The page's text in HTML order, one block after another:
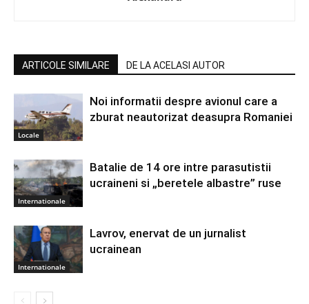
ARTICOLE SIMILARE DE LA ACELASI AUTOR
Locale
Noi informatii despre avionul care a
zburat neautorizat deasupra Romaniei
Internationale
Batalie de 14 ore intre parasutistii
ucraineni si „beretele albastre” ruse
Internationale
Lavrov, enervat de un jurnalist
ucrainean